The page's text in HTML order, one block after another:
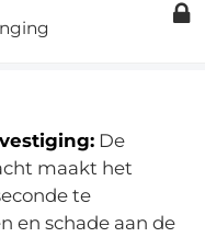
De
maakt het
te
en schade aan de